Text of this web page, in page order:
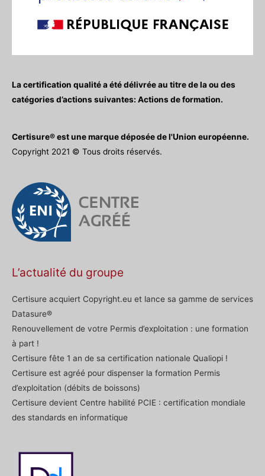
La certification qualité a été délivrée au titre de la ou des
catégories d’actions suivantes: Actions de formation.
Certisure® est une marque déposée de l'Union européenne.
Copyright 2021 © Tous droits réservés.
L’actualité du groupe
Certisure acquiert Copyright.eu et lance sa gamme de services
Datasure®
Renouvellement de votre Permis d’exploitation : une formation
à part !
Certisure fête 1 an de sa certification nationale Qualiopi !
Certisure est agréé pour dispenser la formation Permis
d’exploitation (débits de boissons)
Certisure devient Centre habilité PCIE : certification mondiale
des standards en informatique